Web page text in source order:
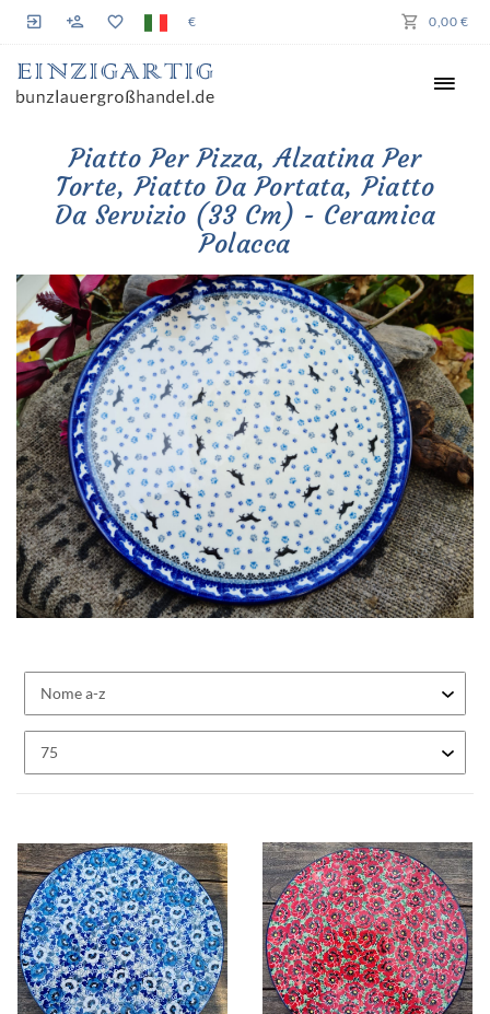
€ 0,00 €
Piatto Per Pizza, Alzatina Per
Torte, Piatto Da Portata, Piatto
Da Servizio (33 Cm) - Ceramica
Polacca